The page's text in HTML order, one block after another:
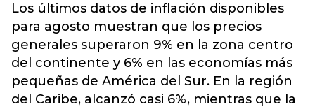
Los últimos datos de inflación disponibles
para agosto muestran que los precios
generales superaron 9% en la zona centro
del continente y 6% en las economías más
pequeñas de América del Sur. En la región
del Caribe, alcanzó casi 6%, mientras que la